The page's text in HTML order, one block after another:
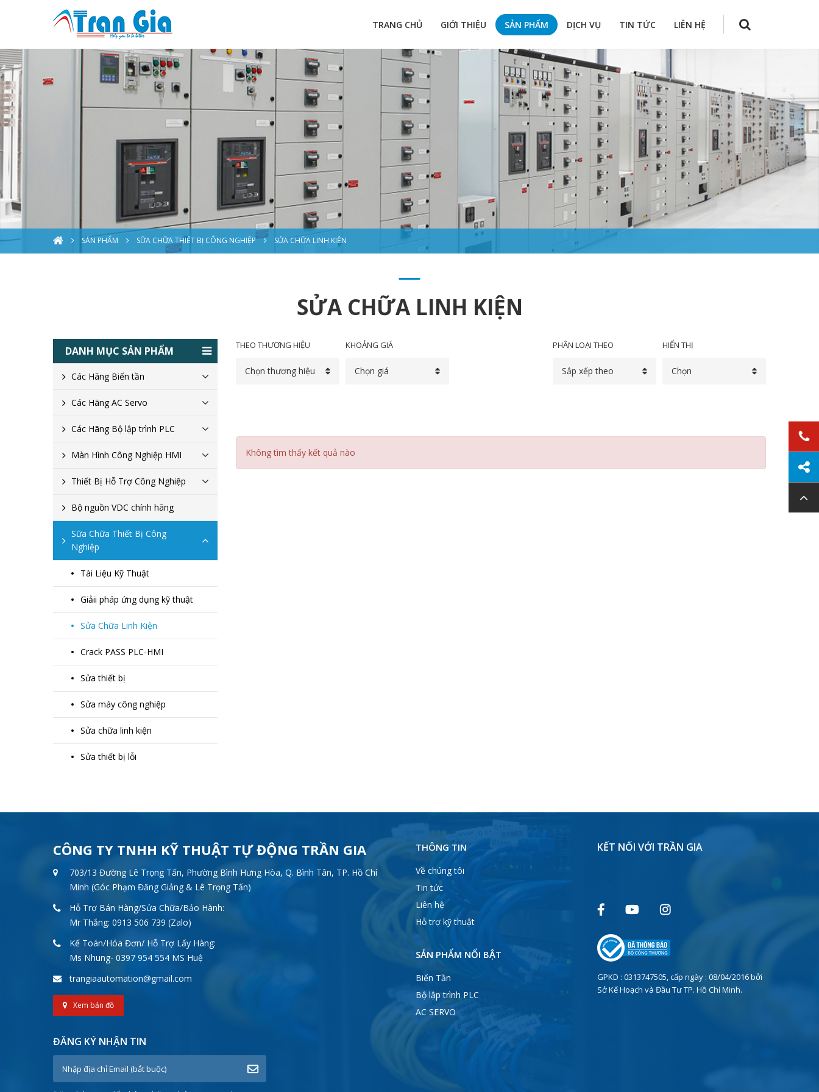
TRANG CHỦ GIỚI THIỆU SẢN PHẨM DỊCH VỤ TIN TỨC LIÊN HỆ
SẢN PHẨM SỮA CHỮA THIẾT BỊ CÔNG NGHIỆP SỬA CHỮA LINH KIỆN
SỬA CHỮA LINH KIỆN
DANH MỤC SẢN PHẨM
Các Hãng Biến tần
Các Hãng AC Servo
Các Hãng Bộ lập trình PLC
Màn Hình Công Nghiệp HMI
Thiết Bị Hỗ Trợ Công Nghiệp
Bộ nguồn VDC chính hãng
Sữa Chữa Thiết Bị Công
Nghiệp
Tài Liệu Kỹ Thuật
Giảii pháp ứng dụng kỹ thuật
Sửa Chữa Linh Kiện
Crack PASS PLC-HMI
Sửa thiết bị
Sửa máy công nghiệp
Sửa chữa linh kiện
Sửa thiết bị lỗi
THEO THƯƠNG HIỆU
Chọn thương hiệu
KHOẢNG GIÁ
Chọn giá
PHÂN LOẠI THEO
Sắp xếp theo
HIỂN THỊ
Chọn
Không tìm thấy kết quả nào
CÔNG TY TNHH KỸ THUẬT TỰ ĐỘNG TRẦN GIA
703/13 Đường Lê Trọng Tấn, Phường Bình Hưng Hòa, Q. Bình Tân, TP. Hồ Chí
Minh (Góc Phạm Đăng Giảng & Lê Trọng Tấn)
Hỗ Trợ Bán Hàng/Sửa Chữa/Bảo Hành:
Mr Thắng: 0913 506 739 (Zalo)
Kế Toán/Hóa Đơn/ Hỗ Trợ Lấy Hàng:
Ms Nhung- 0397 954 554 MS Huệ
trangiaautomation@gmail.com
Xem bản đồ
ĐĂNG KÝ NHẬN TIN
THÔNG TIN
Về chúng tôi
Tin tức
Liên hệ
Hỗ trợ kỹ thuật
SẢN PHẨM NỔI BẬT
Biến Tần
Bộ lập trình PLC
AC SERVO
KẾT NỐI VỚI TRẦN GIA
GPKD : 0313747505, cấp ngày : 08/04/2016 bởi
Sở Kế Hoạch và Đầu Tư TP. Hồ Chí Minh.